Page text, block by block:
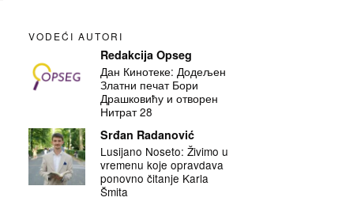
VODEĆI AUTORI
Redakcija Opseg
Дан Кинотеке: Додељен
Златни печат Бори
Драшковићу и отворен
Нитрат 28
Srđan Radanović
Lusijano Noseto: Živimo u
vremenu koje opravdava
ponovno čitanje Karla
Šmita